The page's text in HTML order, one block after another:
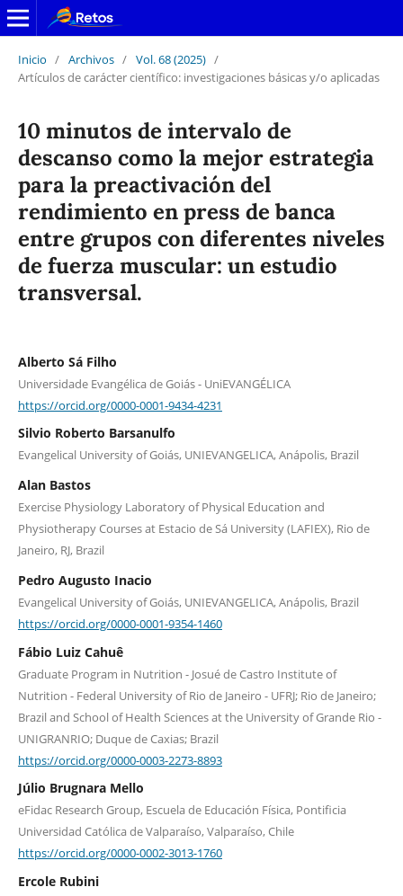
Inicio / Archivos / Vol. 68 (2025) /
Artículos de carácter científico: investigaciones básicas y/o aplicadas
10 minutos de intervalo de
descanso como la mejor estrategia
para la preactivación del
rendimiento en press de banca
entre grupos con diferentes niveles
de fuerza muscular: un estudio
transversal.
Alberto Sá Filho
Universidade Evangélica de Goiás - UniEVANGÉLICA
https://orcid.org/0000-0001-9434-4231
Silvio Roberto Barsanulfo
Evangelical University of Goiás, UNIEVANGELICA, Anápolis, Brazil
Alan Bastos
Exercise Physiology Laboratory of Physical Education and
Physiotherapy Courses at Estacio de Sá University (LAFIEX), Rio de
Janeiro, RJ, Brazil
Pedro Augusto Inacio
Evangelical University of Goiás, UNIEVANGELICA, Anápolis, Brazil
https://orcid.org/0000-0001-9354-1460
Fábio Luiz Cahuê
Graduate Program in Nutrition - Josué de Castro Institute of
Nutrition - Federal University of Rio de Janeiro - UFRJ; Rio de Janeiro;
Brazil and School of Health Sciences at the University of Grande Rio -
UNIGRANRIO; Duque de Caxias; Brazil
https://orcid.org/0000-0003-2273-8893
Júlio Brugnara Mello
eFidac Research Group, Escuela de Educación Física, Pontificia
Universidad Católica de Valparaíso, Valparaíso, Chile
https://orcid.org/0000-0002-3013-1760
Ercole Rubini